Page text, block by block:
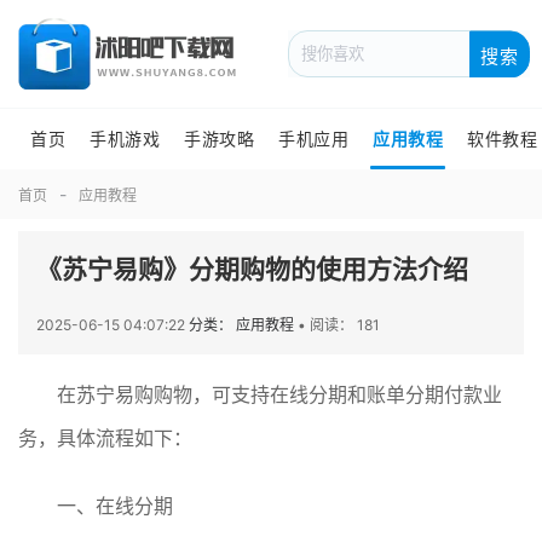
搜索
首页 手机游戏 手游攻略 手机应用 应用教程 软件教程
首页 应用教程
《苏宁易购》分期购物的使用方法介绍
2025-06-15 04:07:22 分类： 应用教程 • 阅读： 181
在苏宁易购购物，可支持在线分期和账单分期付款业
务，具体流程如下：
一、在线分期